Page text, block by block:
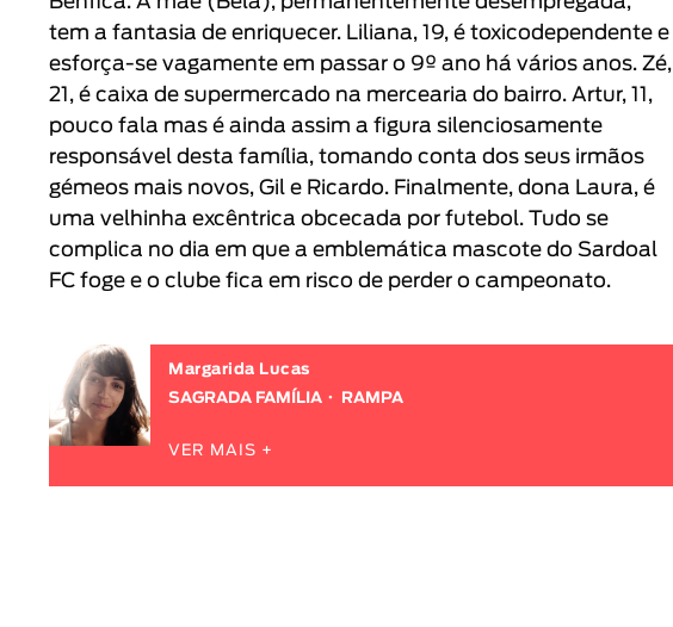
tem a fantasia de enriquecer. Liliana, 19, é toxicodependente e
esforça-se vagamente em passar o 9º ano há vários anos. Zé,
21, é caixa de supermercado na mercearia do bairro. Artur, 11,
pouco fala mas é ainda assim a figura silenciosamente
responsável desta família, tomando conta dos seus irmãos
gémeos mais novos, Gil e Ricardo. Finalmente, dona Laura, é
uma velhinha excêntrica obcecada por futebol. Tudo se
complica no dia em que a emblemática mascote do Sardoal
FC foge e o clube fica em risco de perder o campeonato.
Margarida Lucas
SAGRADA FAMÍLIA
RAMPA
VER MAIS +